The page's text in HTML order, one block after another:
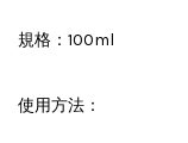
規格：100ml
使用方法：